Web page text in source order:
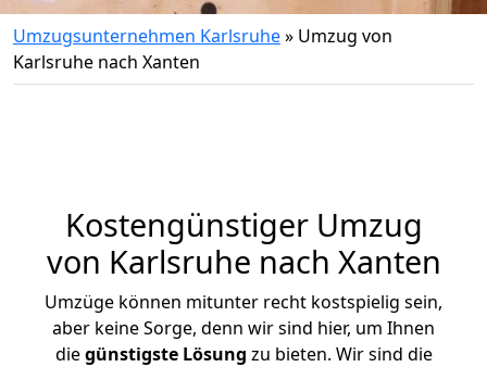
Umzugsunternehmen Karlsruhe» Umzug von
Karlsruhe nach Xanten
Kostengünstiger Umzug
von Karlsruhe nach Xanten
Umzüge können mitunter recht kostspielig sein,
aber keine Sorge, denn wir sind hier, um Ihnen
diegünstigste Lösung zu bieten. Wir sind die